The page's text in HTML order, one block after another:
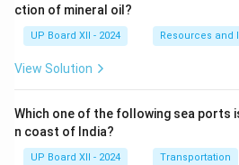
ction of mineral oil?
UP Board XII - 2024 Resources and
View Solution
Which one of the following sea ports
n coast of India?
UP Board XII - 2024 Transportation